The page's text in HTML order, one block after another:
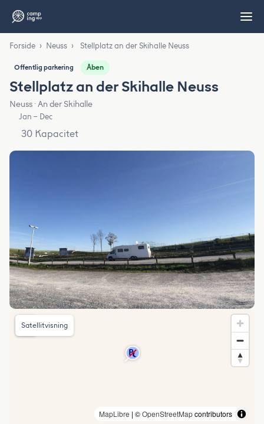
Forside › Neuss › Stellplatz an der Skihalle Neuss
Offentlig parkering Åben
Stellplatz an der Skihalle Neuss
Neuss · An der Skihalle
Jan – Dec
30 Kapacitet
MapLibre | ©OpenStreetMapcontributors
Satellitvisning